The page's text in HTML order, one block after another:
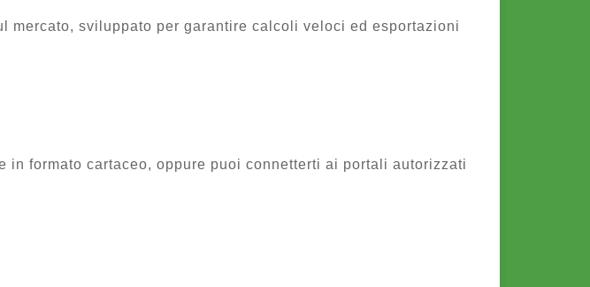
mercato, sviluppato per garantire calcoli veloci ed esportazioni
in formato cartaceo, oppure puoi connetterti ai portali autorizzati